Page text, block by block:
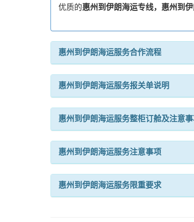
优质的惠州到伊朗海运专线，惠州到
惠州到伊朗海运服务合作流程
惠州到伊朗海运服务报关单说明
惠州到伊朗海运服务整柜订舱及注意事
惠州到伊朗海运服务注意事项
惠州到伊朗海运服务限重要求